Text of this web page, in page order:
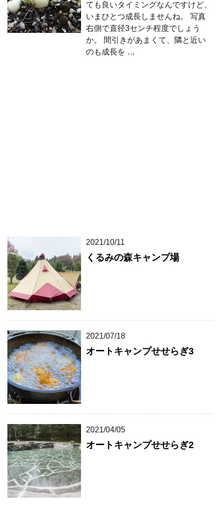
ても良いタイミングなんですけど、
いまひとつ成長しませんね。 写真
右側で直径3センチ程度でしょう
か。 間引きがあまくて、隣と近い
のも成長を …
2021/10/11
くるみの森キャンプ場
2021/07/18
オートキャンプせせらぎ3
2021/04/05
オートキャンプせせらぎ2